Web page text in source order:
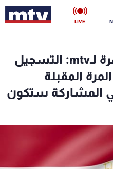
LIVE
سفير لبنان لدى القاهرة لـmtv: التسجيل
المقبلة
المشاركة ستكونناس
رياضة